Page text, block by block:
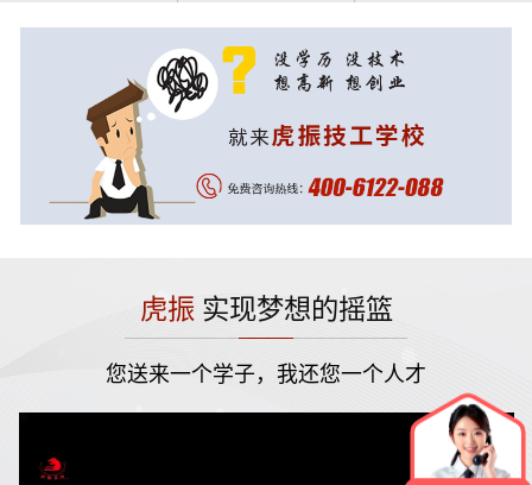
虎振 实现梦想的摇篮
您送来一个学子，我还您一个人才